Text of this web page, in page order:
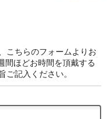
こちらのフォームよりお
ほどお時間を頂戴する
ご記入ください。